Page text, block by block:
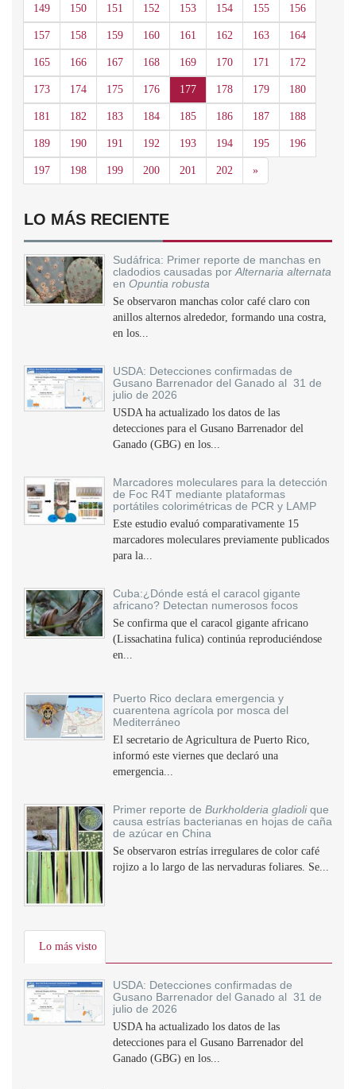
149 150 151 152 153 154 155 156
157 158 159 160 161 162 163 164
165 166 167 168 169 170 171 172
173 174 175 176 177 178 179 180
181 182 183 184 185 186 187 188
189 190 191 192 193 194 195 196
197 198 199 200 201 202 »Siguiente
LO MÁS RECIENTE
Sudáfrica: Primer reporte de manchas en
cladodios causadas por Alternaria alternata
en Opuntia robusta
Se observaron manchas color café claro con
anillos alternos alrededor, formando una costra,
en los...
USDA: Detecciones confirmadas de
Gusano Barrenador del Ganado al 31 de
julio de 2026
USDA ha actualizado los datos de las
detecciones para el Gusano Barrenador del
Ganado (GBG) en los...
Marcadores moleculares para la detección
de Foc R4T mediante plataformas
portátiles colorimétricas de PCR y LAMP
Este estudio evaluó comparativamente 15
marcadores moleculares previamente publicados
para la...
Cuba:¿Dónde está el caracol gigante
africano? Detectan numerosos focos
Se confirma que el caracol gigante africano
(Lissachatina fulica) continúa reproduciéndose
en...
Puerto Rico declara emergencia y
cuarentena agrícola por mosca del
Mediterráneo
El secretario de Agricultura de Puerto Rico,
informó este viernes que declaró una
emergencia...
Primer reporte de Burkholderia gladiolique
causa estrías bacterianas en hojas de caña
de azúcar en China
Se observaron estrías irregulares de color café
rojizo a lo largo de las nervaduras foliares. Se...
Lo más visto
USDA: Detecciones confirmadas de
Gusano Barrenador del Ganado al 31 de
julio de 2026
USDA ha actualizado los datos de las
detecciones para el Gusano Barrenador del
Ganado (GBG) en los...